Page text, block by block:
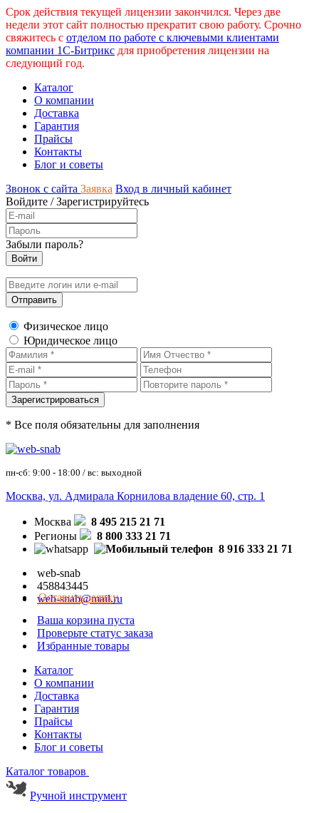
Срок действия текущей лицензии закончился. Через две
недели этот сайт полностью прекратит свою работу. Срочно
свяжитесь с отделом по работе с ключевыми клиентами
компании 1С-Битрикс для приобретения лицензии на
следующий год.
Каталог
О компании
Доставка
Гарантия
Прайсы
Контакты
Блог и советы
Звонок с сайта Заявка Вход в личный кабинет
Войдите /Зарегистрируйтесь
Забыли пароль?
Физическое лицо
Юридическое лицо
* Все поля обязательны для заполнения
пн-сб: 9:00 - 18:00 / вс: выходной
Москва, ул. Адмирала Корнилова владение 60, стр. 1
Москва
8 495 215 21 71
Регионы
8 800 333 21 71
8 916 333 21 71
web-snab
458843445
web-snab@mail.ru
Оставить заявку
Ваша корзина пуста
Проверьте статус заказа
Избранные товары
Каталог
О компании
Доставка
Гарантия
Прайсы
Контакты
Блог и советы
Каталог товаров
Ручной инструмент